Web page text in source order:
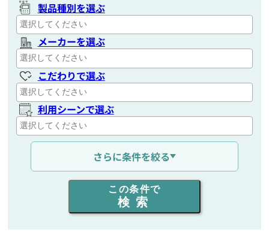
製品種別を選ぶ
メーカーを選ぶ
こだわりで選ぶ
利用シーンで選ぶ
通信距離を選ぶ
出力を選ぶ
同時通話人数を選ぶ
さらに条件を絞る
この条件で
検索